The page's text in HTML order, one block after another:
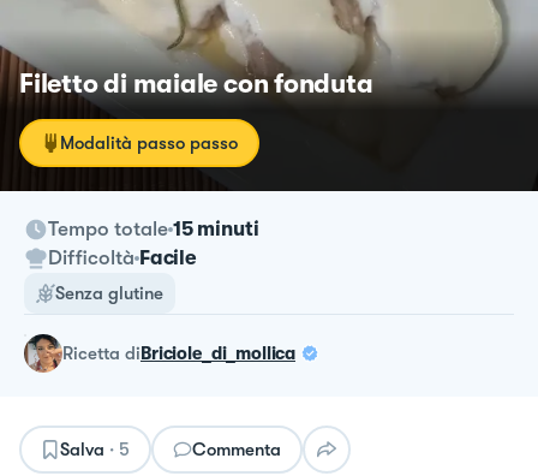
Filetto di maiale con fonduta
Modalità passo passo
Tempo totale 15 minuti
Difficoltà Facile
Senza glutine
ricetta diBriciole_di_mollica
Salva · 5 Commenta